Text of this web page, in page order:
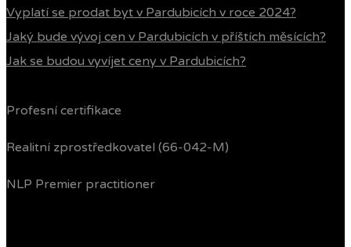
Vyplatí se prodat byt v Pardubicích v roce 2024?
Jaký bude vývoj cen v Pardubicích v příštích měsících?
Jak se budou vyvíjet ceny v Pardubicích?
Profesní certifikace
Realitní zprostředkovatel (66-042-M)
NLP Premier practitioner